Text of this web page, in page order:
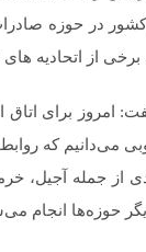
ظرفیت‌های دو کشور
از اتحادیه های
امروز برای اتاق
می‌دانیم که
از جمله آجیل،
حوزه‌ها انجام